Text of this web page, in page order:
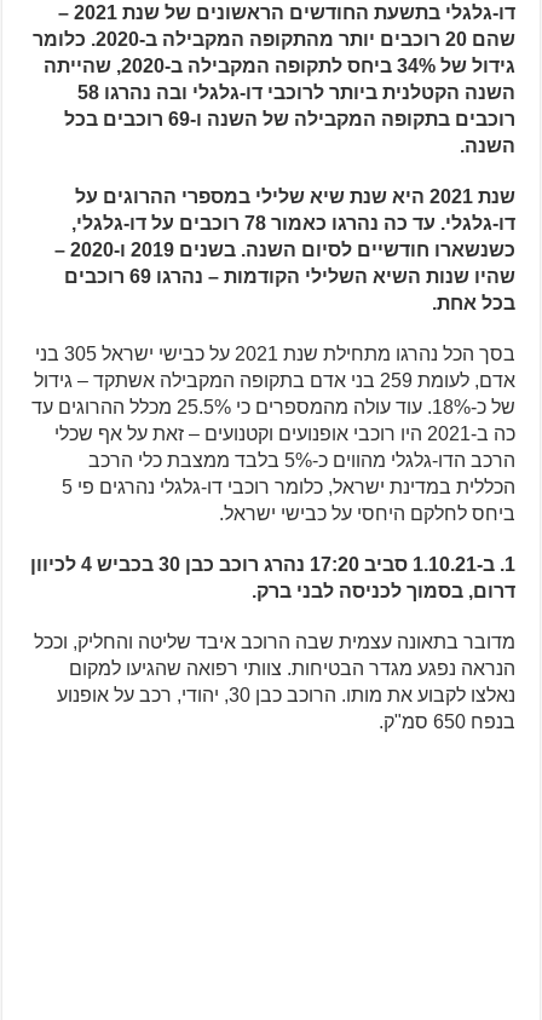
דו-גלגלי בתשעת החודשים הראשונים של שנת 2021 –
שהם 20 רוכבים יותר מהתקופה המקבילה ב-2020. כלומר
גידול של 34% ביחס לתקופה המקבילה ב-2020, שהייתה
השנה הקטלנית ביותר לרוכבי דו-גלגלי ובה נהרגו 58
רוכבים בתקופה המקבילה של השנה ו-69 רוכבים בכל
השנה.
שנת 2021 היא שנת שיא שלילי במספרי ההרוגים על
דו-גלגלי. עד כה נהרגו כאמור 78 רוכבים על דו-גלגלי,
כשנשארו חודשיים לסיום השנה. בשנים 2019 ו-2020 –
שהיו שנות השיא השלילי הקודמות – נהרגו 69 רוכבים
בכל אחת.
בסך הכל נהרגו מתחילת שנת 2021 על כבישי ישראל 305 בני
אדם, לעומת 259 בני אדם בתקופה המקבילה אשתקד – גידול
של כ-18%. עוד עולה מהמספרים כי 25.5% מכלל ההרוגים עד
כה ב-2021 היו רוכבי אופנועים וקטנועים – זאת על אף שכלי
הרכב הדו-גלגלי מהווים כ-5% בלבד ממצבת כלי הרכב
הכללית במדינת ישראל, כלומר רוכבי דו-גלגלי נהרגים פי 5
ביחס לחלקם היחסי על כבישי ישראל.
1. ב-1.10.21 סביב 17:20 נהרג רוכב כבן 30 בכביש 4 לכיוון
דרום, בסמוך לכניסה לבני ברק.
מדובר בתאונה עצמית שבה הרוכב איבד שליטה והחליק, וככל
הנראה נפגע מגדר הבטיחות. צוותי רפואה שהגיעו למקום
נאלצו לקבוע את מותו. הרוכב כבן 30, יהודי, רכב על אופנוע
בנפח 650 סמ"ק.